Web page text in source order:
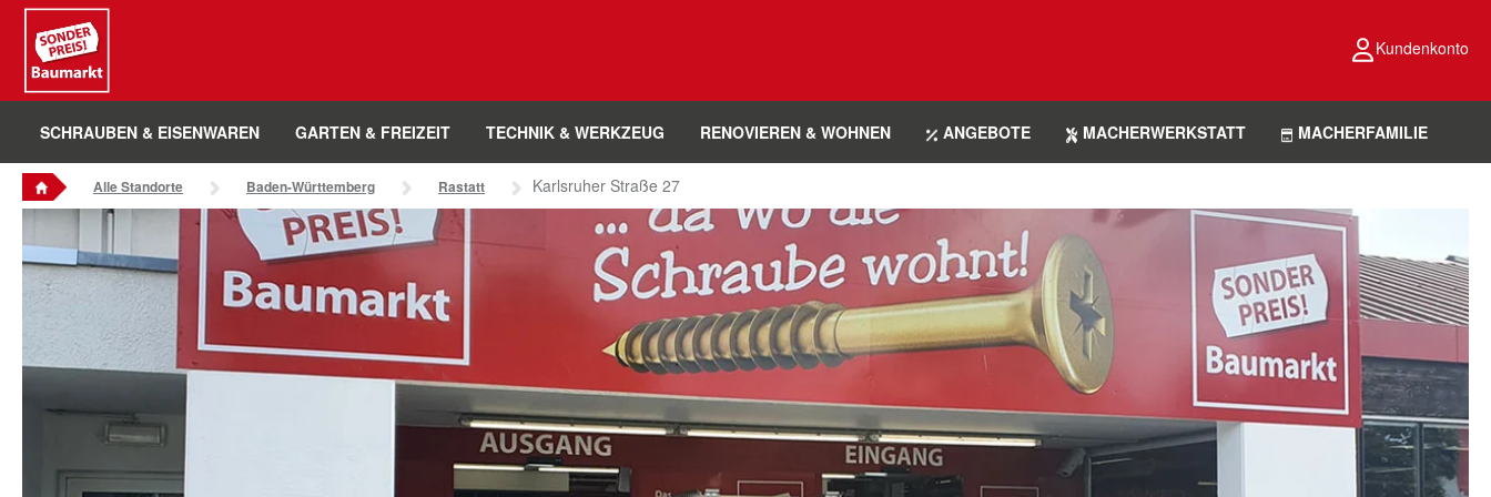
Sounder Preis Logo
Kundenkonto
SCHRAUBEN & EISENWAREN GARTEN & FREIZEIT TECHNIK & WERKZEUG RENOVIEREN & WOHNEN ANGEBOTE MACHERWERKSTATT MACHERFAMILIE
Alle Standorte Baden-Württemberg Rastatt Karlsruher Straße 27